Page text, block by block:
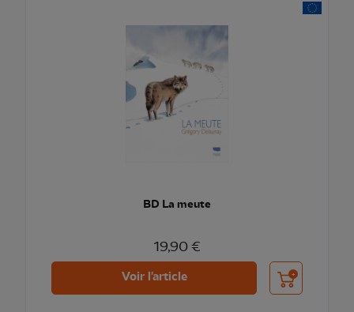
BD La meute
19,90 €
Voir l'article Ajouter au